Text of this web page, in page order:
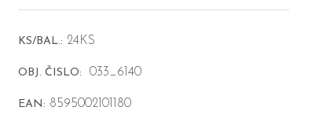
KS/BAL.: 24KS
OBJ. ČISLO: 033_6140
EAN: 8595002101180